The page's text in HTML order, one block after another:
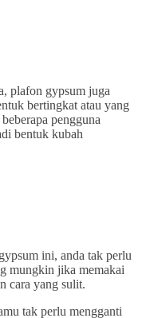
plafon gypsum juga
bertingkat atau yang
pengguna
bentuk kubah
ini, anda tak perlu
mungkin jika memakai
cara yang sulit.
tak perlu mengganti